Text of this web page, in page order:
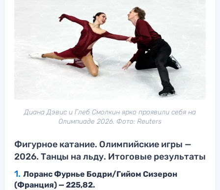
Диана Дэвис и Глеб Смолкин ярко проявили себя на
Олимпиаде 2026. Фото: Reuters
Фигурное катание. Олимпийские игры —
2026. Танцы на льду. Итоговые результаты
Лоранс Фурнье Бодри/Гийом Сизерон
(Франция) — 225,82.